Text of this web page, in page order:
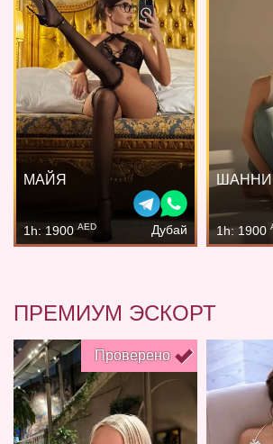
МАЙЯ
1h: 1900 AED Дубай
ШАННИ
1h: 1900
ПРЕМИУМ ЭСКОРТ
Проверено